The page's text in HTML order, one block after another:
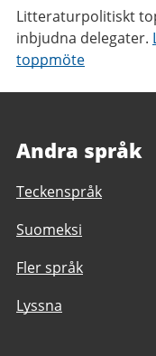
Litteraturpolitiskt
inbjudna delegater.
toppmöte
Andra språk
Teckenspråk
Suomeksi
Fler språk
Lyssna